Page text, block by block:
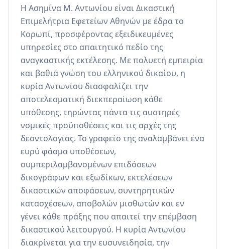
Η Ασημίνα Μ. Αντωνίου είναι Δικαστική
Επιμελήτρια Εφετείων Αθηνών με έδρα το
Κορωπί, προσφέροντας εξειδικευμένες
υπηρεσίες στο απαιτητικό πεδίο της
αναγκαστικής εκτέλεσης. Με πολυετή εμπειρία
και βαθιά γνώση του ελληνικού δικαίου, η
κυρία Αντωνίου διασφαλίζει την
αποτελεσματική διεκπεραίωση κάθε
υπόθεσης, τηρώντας πάντα τις αυστηρές
νομικές προϋποθέσεις και τις αρχές της
δεοντολογίας. Το γραφείο της αναλαμβάνει ένα
ευρύ φάσμα υποθέσεων,
συμπεριλαμβανομένων επιδόσεων
δικογράφων και εξωδίκων, εκτελέσεων
δικαστικών αποφάσεων, συντηρητικών
κατασχέσεων, αποβολών μισθωτών και εν
γένει κάθε πράξης που απαιτεί την επέμβαση
δικαστικού λειτουργού. Η κυρία Αντωνίου
διακρίνεται για την ευσυνειδησία, την